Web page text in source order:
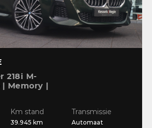
218i M-
Memory |
|
Km stand
39.945 km
Transmissie
Automaat